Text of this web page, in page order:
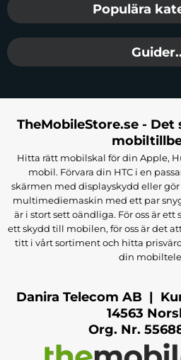
Populära
TheMobileStore.se -
Hitta rätt mobilskal för din Apple,
mobil. Förvara din HTC i en
skärmen med displayskydd eller
multimediemaskin med ett par
är i stort sett oändliga. För oss är ett
ett skydd till mobilen, för oss är det
titt i vårt sortiment och hitta
din
Danira Telecom AB |
14563
Org. Nr.